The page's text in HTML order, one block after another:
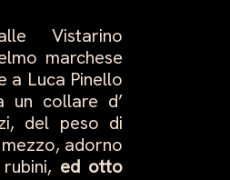
Vistarino
marchese
a Luca Pinello
un collare d’
del peso di
adorno
ed otto